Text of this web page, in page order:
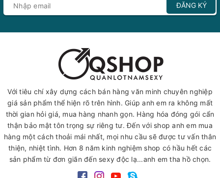
ĐĂNG KÝ
Với tiêu chí xây dựng cách bán hàng văn minh chuyên nghiệp
giá sản phẩm thể hiện rõ trên hình. Giúp anh em ra không mất
thời gian hỏi giá, mua hàng nhanh gọn. Hàng hóa đóng gói cẩn
thận bảo mật tôn trọng sự riêng tư. Đến với shop anh em mua
hàng một cách thoải mái nhất, mọi nhu cầu sẽ được tư vấn thân
thiện, nhiệt tình. Hơn 8 năm kinh nghiệm shop có hầu hết các
sản phẩm từ đơn giãn đến sexy độc lạ...anh em tha hồ chọn.